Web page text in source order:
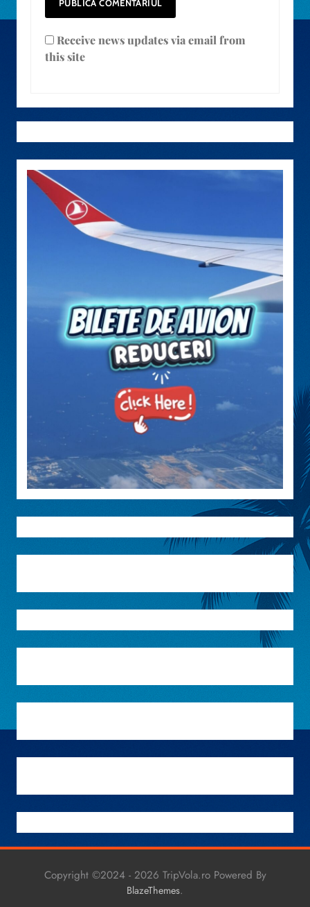
Receive news updates via email from
this site
Copyright ©2024 - 2026 TripVola.ro Powered By
BlazeThemes.